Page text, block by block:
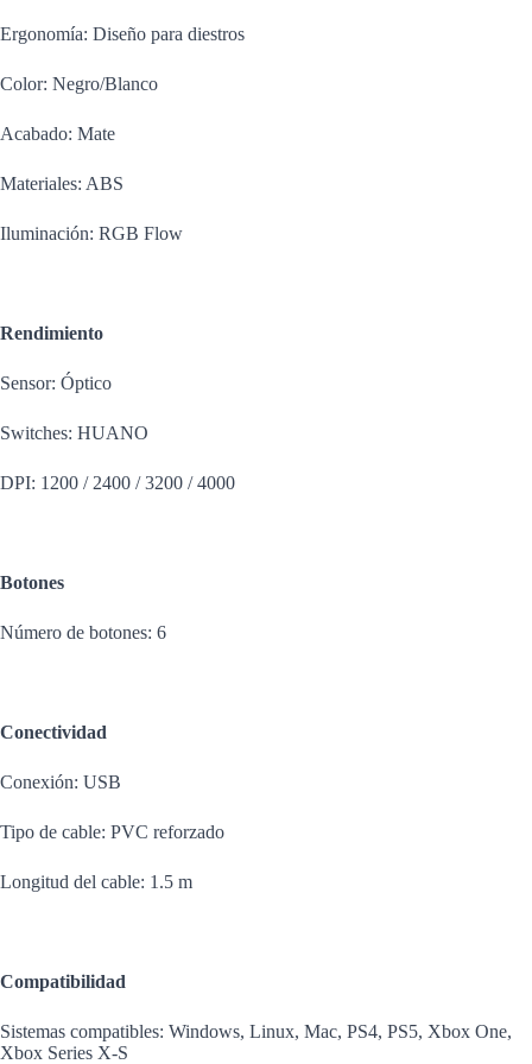
Ergonomía: Diseño para diestros
Color: Negro/Blanco
Acabado: Mate
Materiales: ABS
Iluminación: RGB Flow
Rendimiento
Sensor: Óptico
Switches: HUANO
DPI: 1200 / 2400 / 3200 / 4000
Botones
Número de botones: 6
Conectividad
Conexión: USB
Tipo de cable: PVC reforzado
Longitud del cable: 1.5 m
Compatibilidad
Sistemas compatibles: Windows, Linux, Mac, PS4, PS5, Xbox One,
Xbox Series X-S